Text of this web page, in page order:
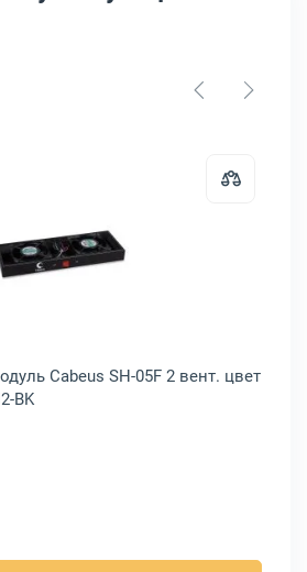
2 вент. Без датчика цвет чёрный, R-
Открыть товар: Вентиляторный
Cabeus SH-05F 2 вент. цвет
BK